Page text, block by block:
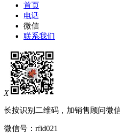
首页
电话
微信
联系我们
X
长按识别二维码，加销售顾问微
微信号： rfid021